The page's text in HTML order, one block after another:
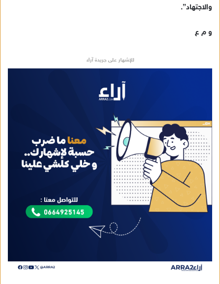
والاجتهاد”.
و م ع
للإشهار على جريدة آراء